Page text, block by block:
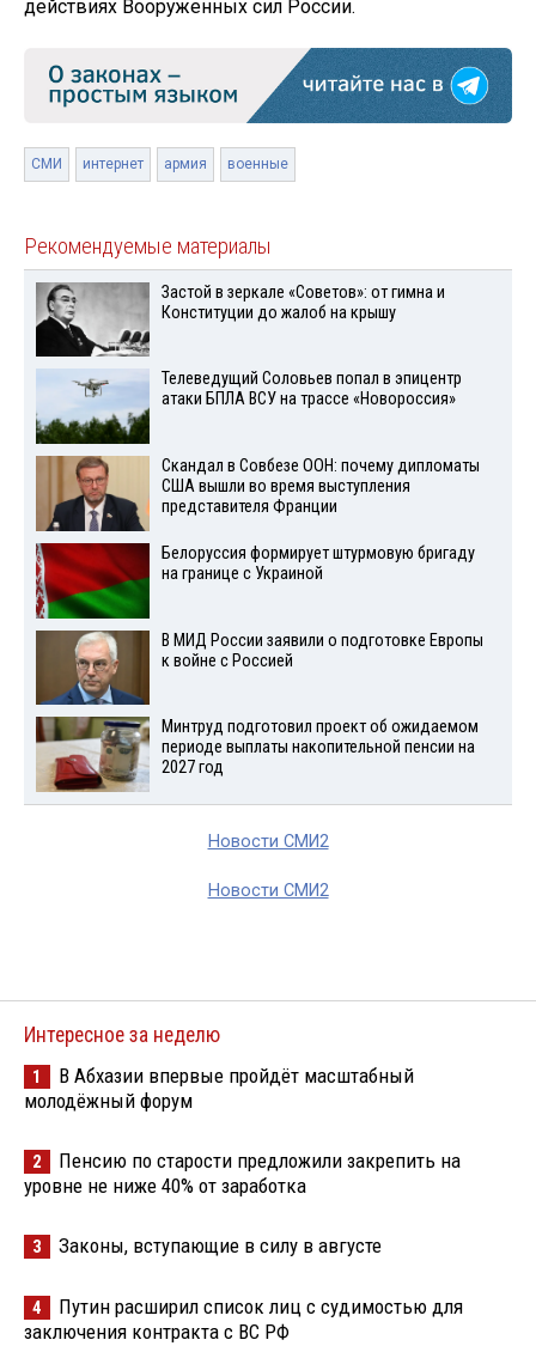
действиях Вооруженных сил России.
СМИ интернет армия военные
Рекомендуемые материалы
Застой в зеркале «Советов»: от гимна и
Конституции до жалоб на крышу
Телеведущий Соловьев попал в эпицентр
атаки БПЛА ВСУ на трассе «Новороссия»
Скандал в Совбезе ООН: почему дипломаты
США вышли во время выступления
представителя Франции
Белоруссия формирует штурмовую бригаду
на границе с Украиной
В МИД России заявили о подготовке Европы
к войне с Россией
Минтруд подготовил проект об ожидаемом
периоде выплаты накопительной пенсии на
2027 год
Новости СМИ2
Новости СМИ2
Интересное за неделю
1
В Абхазии впервые пройдёт масштабный
молодёжный форум
2
Пенсию по старости предложили закрепить на
уровне не ниже 40% от заработка
3 Законы, вступающие в силу в августе
4
Путин расширил список лиц с судимостью для
заключения контракта с ВС РФ